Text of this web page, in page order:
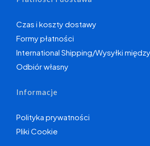
Czas i koszty dostawy
Formy płatności
International Shipping/Wysyłki
Odbiór własny
Informacje
Polityka prywatności
Pliki Cookie